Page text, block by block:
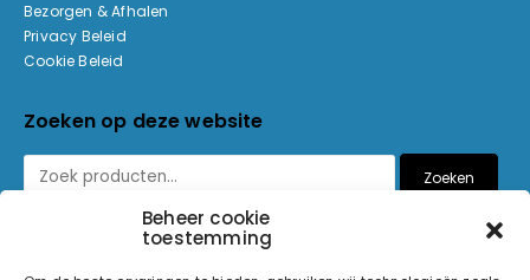
Beheer cookie
toestemming
Bezorgen & Afhalen
Privacy Beleid
Cookie Beleid
Zoeken op deze website
Zoeken